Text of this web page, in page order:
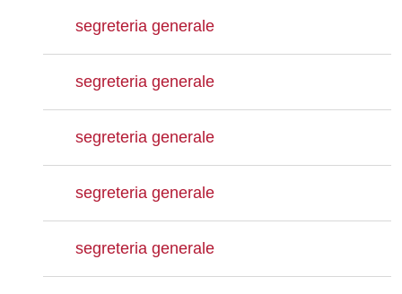
segreteria generale
segreteria generale
segreteria generale
segreteria generale
segreteria generale